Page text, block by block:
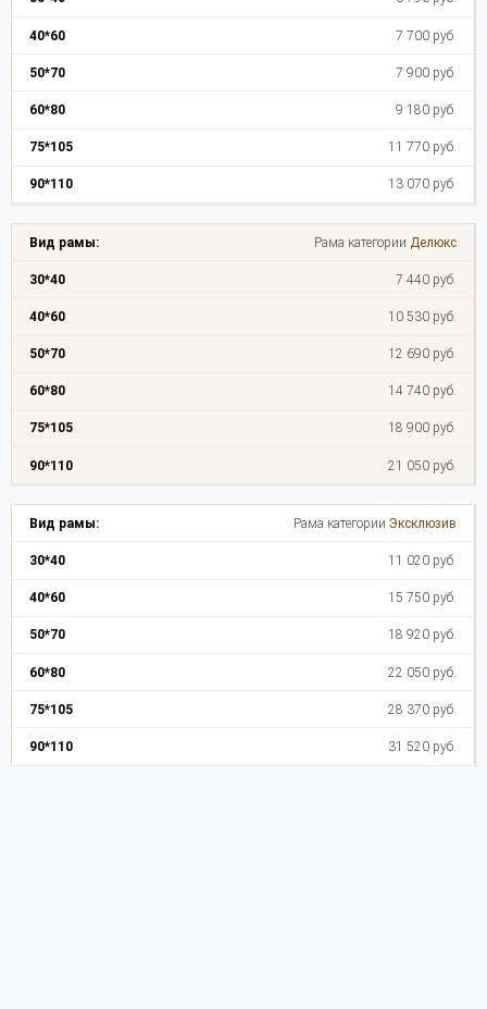
7 700 руб.
7 900 руб.
9 180 руб.
11 770 руб.
13 070 руб.
Рама категории Делюкс
7 440 руб.
10 530 руб.
12 690 руб.
14 740 руб.
18 900 руб.
21 050 руб.
Рама категории Эксклюзив
11 020 руб.
15 750 руб.
18 920 руб.
22 050 руб.
28 370 руб.
31 520 руб.